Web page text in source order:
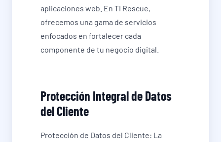
aplicaciones web. En TI Rescue,
ofrecemos una gama de servicios
enfocados en fortalecer cada
componente de tu negocio digital.
Protección Integral de Datos
del Cliente
Protección de Datos del Cliente: La